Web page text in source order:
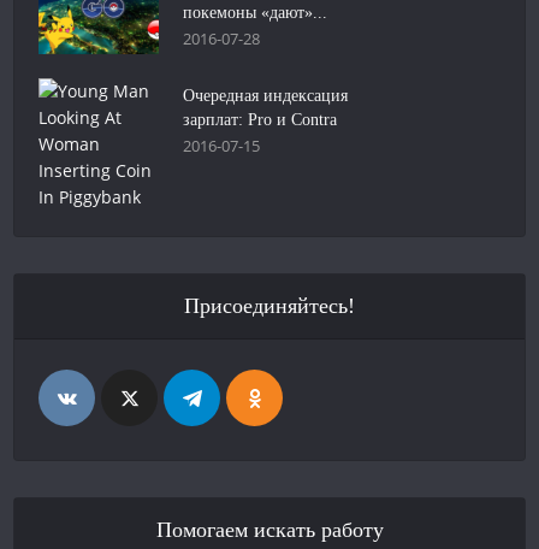
покемоны «дают»...
2016-07-28
Очередная индексация
зарплат: Pro и Contra
2016-07-15
Присоединяйтесь!
Помогаем искать работу